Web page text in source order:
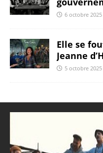
6 octobre 2025
Elle se
Jeanne
5 octobre 2025